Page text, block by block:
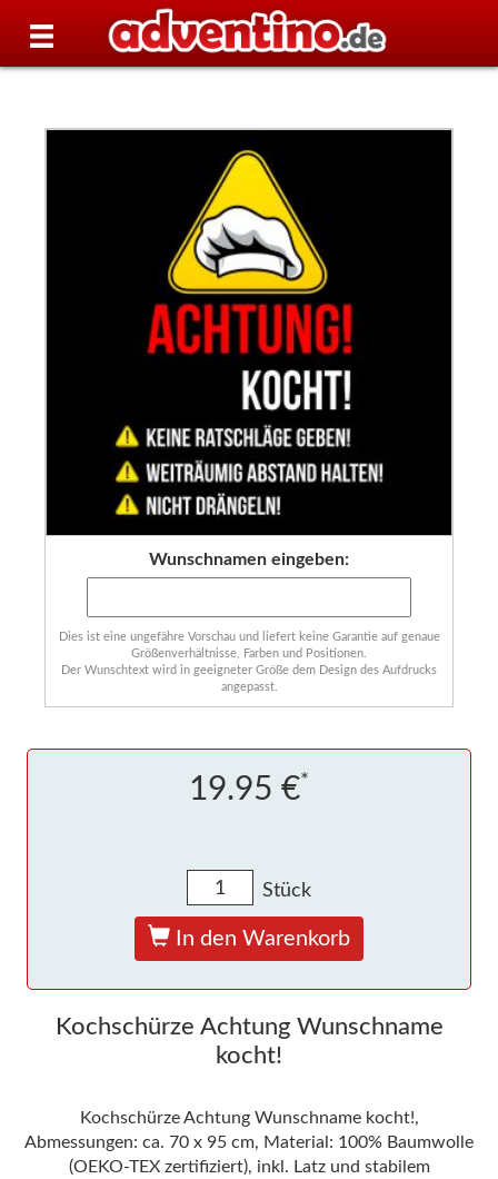
Wunschnamen eingeben:
Dies ist eine ungefähre Vorschau und liefert keine Garantie auf genaue
Größenverhältnisse, Farben und Positionen.
Der Wunschtext wird in geeigneter Größe dem Design des Aufdrucks
angepasst.
19.95 €*
Stück
In den Warenkorb
Kochschürze Achtung Wunschname
kocht!
Kochschürze Achtung Wunschname kocht!,
Abmessungen: ca. 70 x 95 cm, Material: 100% Baumwolle
(OEKO-TEX zertifiziert), inkl. Latz und stabilem